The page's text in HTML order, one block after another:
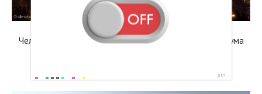
Челябинский Академический театр драмы имени Наума